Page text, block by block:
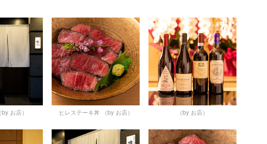
（by お店） ヒレステーキ丼 （by お店） （by お店）